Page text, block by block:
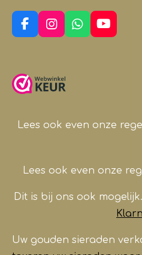
F
a
b
o
I
n
a
g
m
W
h
Y
o
Lees ook even onze
Lees ook even onze
Dit is bij ons ook mogelijk.|
Uw gouden sieraden